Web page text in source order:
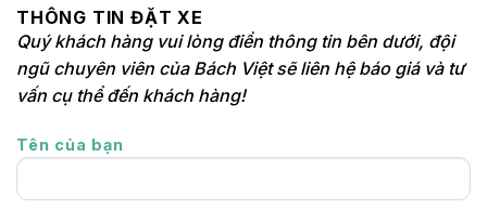
THÔNG TIN ĐẶT XE
Quý khách hàng vui lòng điền thông tin bên dưới, đội
ngũ chuyên viên của Bách Việt sẽ liên hệ báo giá và tư
vấn cụ thể đến khách hàng!
Tên của bạn